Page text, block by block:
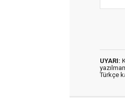
UYARI:
Türkçe